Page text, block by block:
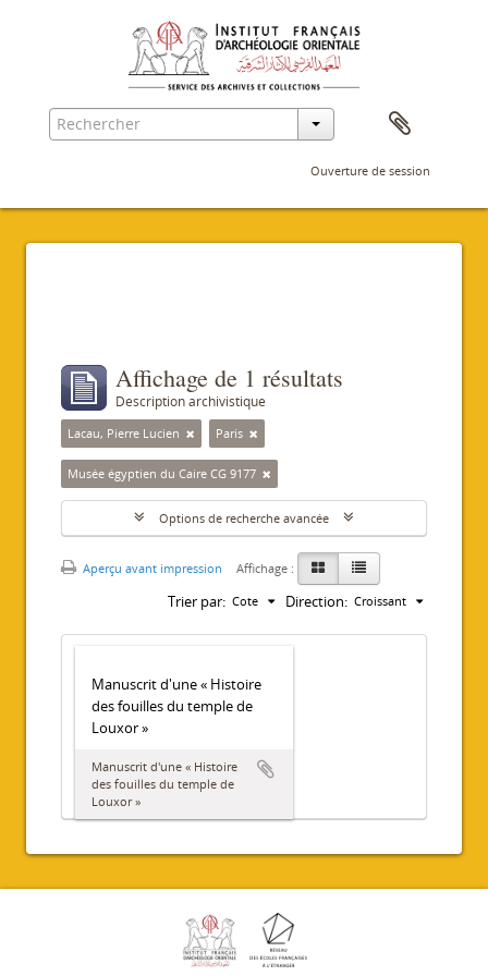
Ouverture de session
Affichage de 1 résultats
Description archivistique
Lacau, Pierre Lucien Paris
Musée égyptien du Caire CG 9177
Options de recherche avancée
Aperçu avant impression Affichage :
Trier par: Cote Direction: Croissant
Manuscrit d'une « Histoire
des fouilles du temple de
Louxor »
Manuscrit d'une « Histoire
des fouilles du temple de
Louxor »